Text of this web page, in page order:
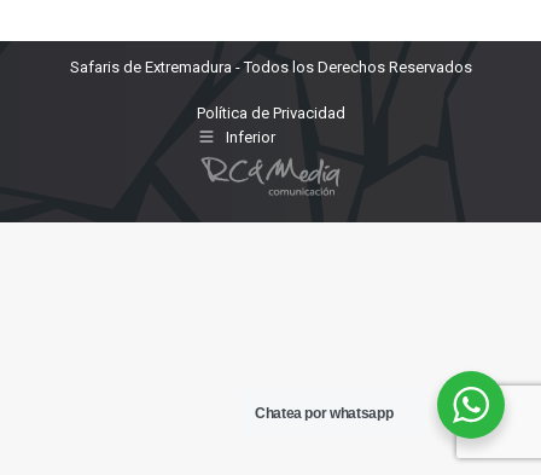
Safaris de Extremadura - Todos los Derechos Reservados
Política de Privacidad
Inferior
Chatea por whatsapp